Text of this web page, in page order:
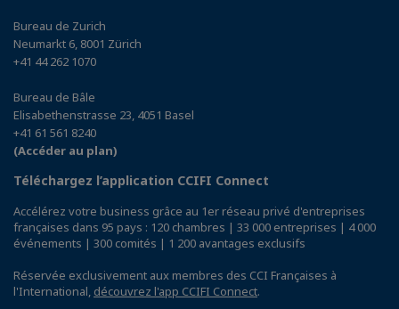
Bureau de Zurich
Neumarkt 6, 8001 Zürich
+41 44 262 1070
Bureau de Bâle
Elisabethenstrasse 23, 4051 Basel
+41 61 561 8240
(Accéder au plan)
Téléchargez l’application CCIFI Connect
Accélérez votre business grâce au 1er réseau privé d'entreprises
françaises dans 95 pays : 120 chambres | 33 000 entreprises | 4 000
événements | 300 comités | 1 200 avantages exclusifs
Réservée exclusivement aux membres des CCI Françaises à
l'International, découvrez l'app CCIFI Connect.